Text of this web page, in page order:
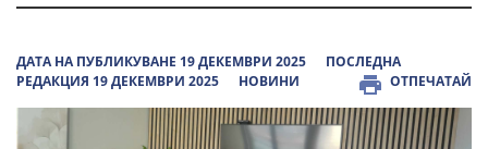
ДАТА НА ПУБЛИКУВАНЕ 19 ДЕКЕМВРИ 2025
ПОСЛЕДНА
РЕДАКЦИЯ 19 ДЕКЕМВРИ 2025
НОВИНИ ОТПЕЧАТАЙ